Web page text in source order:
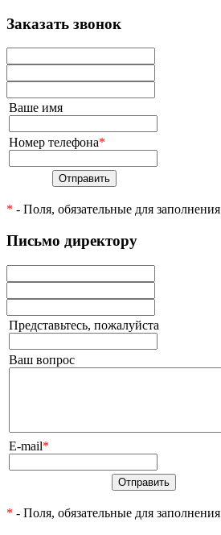
Заказать звонок
Ваше имя
Номер телефона*
Отправить
* - Поля, обязательные для заполнения
Письмо директору
Представьтесь, пожалуйста
Ваш вопрос
E-mail*
Отправить
* - Поля, обязательные для заполнения